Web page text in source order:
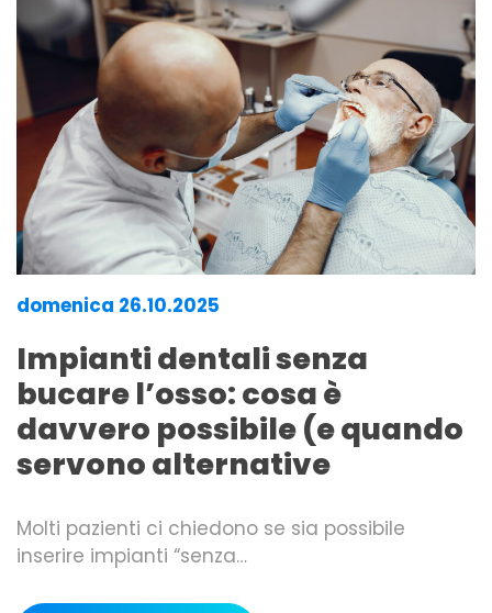
domenica 26.10.2025
Impianti dentali senza
bucare l’osso: cosa è
davvero possibile (e quando
servono alternative
Molti pazienti ci chiedono se sia possibile
inserire impianti “senza…